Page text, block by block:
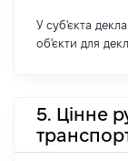
У суб'єкта
об'єкти для
5. Цінне